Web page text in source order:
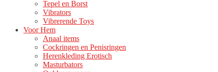
Tepel en Borst
Vibrators
Vibrerende Toys
Voor Hem
Anaal items
Cockringen en Penisringen
Herenkleding Erotisch
Masturbators